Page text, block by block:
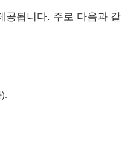
공됩니다. 주로 다음과 같